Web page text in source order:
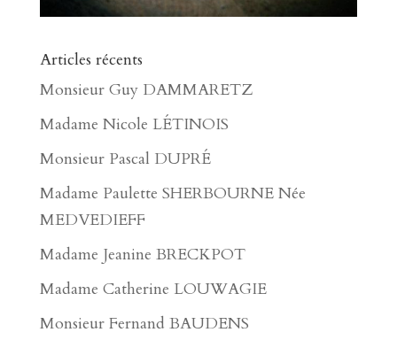
Articles récents
Monsieur Guy DAMMARETZ
Madame Nicole LÉTINOIS
Monsieur Pascal DUPRÉ
Madame Paulette SHERBOURNE Née
MEDVEDIEFF
Madame Jeanine BRECKPOT
Madame Catherine LOUWAGIE
Monsieur Fernand BAUDENS